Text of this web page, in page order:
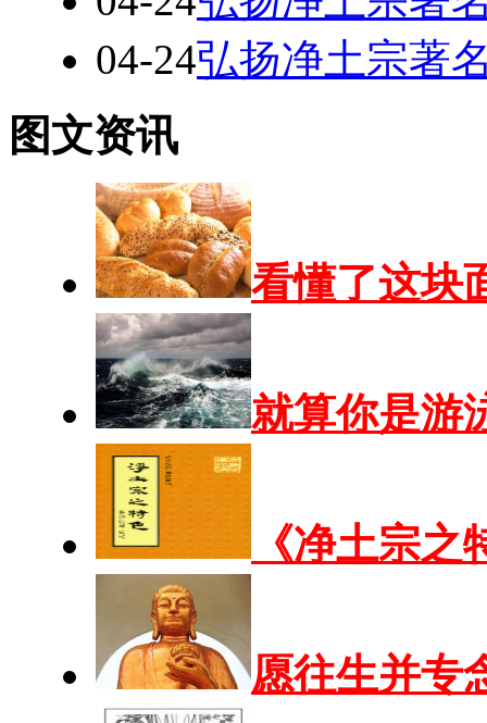
04-24弘扬净土宗著
图文资讯
看懂了这块
就算你是游
《净土宗
愿往生并专